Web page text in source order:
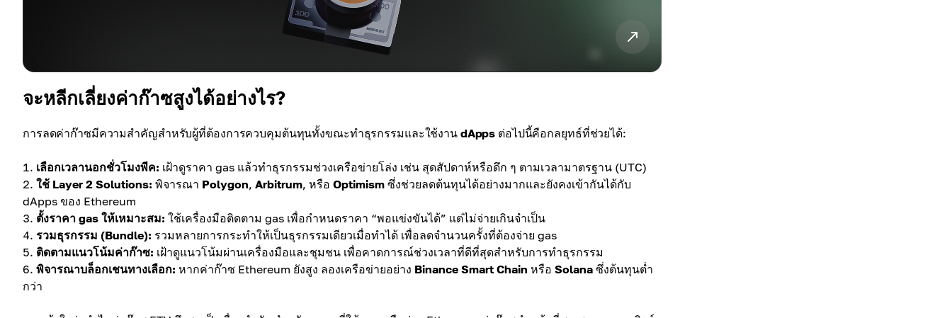
จะหลีกเลี่ยงค่าก๊าซสูงได้อย่างไร?
การลดค่าก๊าซมีความสำคัญสำหรับผู้ที่ต้องการควบคุมต้นทุนทั้งขณะทำธุรกรรมและใช้งาน dApps ต่อไปนี้คือกลยุทธ์ที่ช่วยได้:
เลือกเวลานอกชั่วโมงพีค: เฝ้าดูราคา gas แล้วทำธุรกรรมช่วงเครือข่ายโล่ง เช่น สุดสัปดาห์หรือดึก ๆ ตามเวลามาตรฐาน (UTC)
ใช้ Layer 2 Solutions: พิจารณา Polygon, Arbitrum, หรือ Optimism ซึ่งช่วยลดต้นทุนได้อย่างมากและยังคงเข้ากันได้กับ
dApps ของ Ethereum
ตั้งราคา gas ให้เหมาะสม: ใช้เครื่องมือติดตาม gas เพื่อกำหนดราคา “พอแข่งขันได้” แต่ไม่จ่ายเกินจำเป็น
รวมธุรกรรม (Bundle): รวมหลายการกระทำให้เป็นธุรกรรมเดียวเมื่อทำได้ เพื่อลดจำนวนครั้งที่ต้องจ่าย gas
ติดตามแนวโน้มค่าก๊าซ: เฝ้าดูแนวโน้มผ่านเครื่องมือและชุมชน เพื่อคาดการณ์ช่วงเวลาที่ดีที่สุดสำหรับการทำธุรกรรม
พิจารณาบล็อกเชนทางเลือก: หากค่าก๊าซ Ethereum ยังสูง ลองเครือข่ายอย่าง Binance Smart Chain หรือ Solana ซึ่งต้นทุนต่ำ
กว่า